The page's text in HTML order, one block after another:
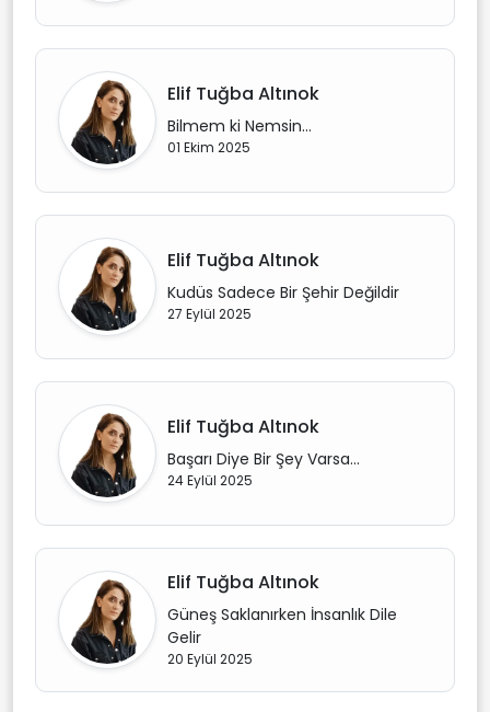
Elif Tuğba Altınok
Bilmem ki Nemsin…
01 Ekim 2025
Elif Tuğba Altınok
Kudüs Sadece Bir Şehir Değildir
27 Eylül 2025
Elif Tuğba Altınok
Başarı Diye Bir Şey Varsa…
24 Eylül 2025
Elif Tuğba Altınok
Güneş Saklanırken İnsanlık Dile
Gelir
20 Eylül 2025